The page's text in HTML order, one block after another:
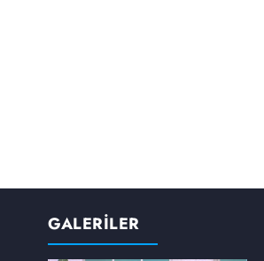
GALERİLER